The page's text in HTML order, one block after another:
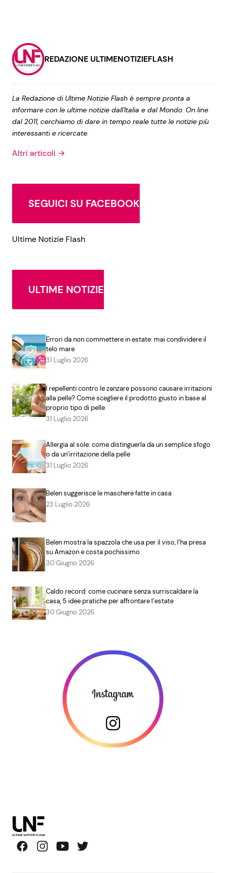
REDAZIONE ULTIMENOTIZIEFLASH
La Redazione di Ultime Notizie Flash è sempre pronta a
informare con le ultime notizie dall'Italia e dal Mondo. On line
dal 2011, cerchiamo di dare in tempo reale tutte le notizie più
interessanti e ricercate.
Altri articoli →
SEGUICI SU FACEBOOK
Ultime Notizie Flash
ULTIME NOTIZIE
Errori da non commettere in estate: mai condividere il
telo mare
31 Luglio 2026
I repellenti contro le zanzare possono causare irritazioni
alla pelle? Come scegliere il prodotto giusto in base al
proprio tipo di pelle
31 Luglio 2026
Allergia al sole: come distinguerla da un semplice sfogo
o da un’irritazione della pelle
31 Luglio 2026
Belen suggerisce le maschere fatte in casa
23 Luglio 2026
Belen mostra la spazzola che usa per il viso, l’ha presa
su Amazon e costa pochissimo
30 Giugno 2026
Caldo record: come cucinare senza surriscaldare la
casa, 5 idee pratiche per affrontare l’estate
30 Giugno 2026